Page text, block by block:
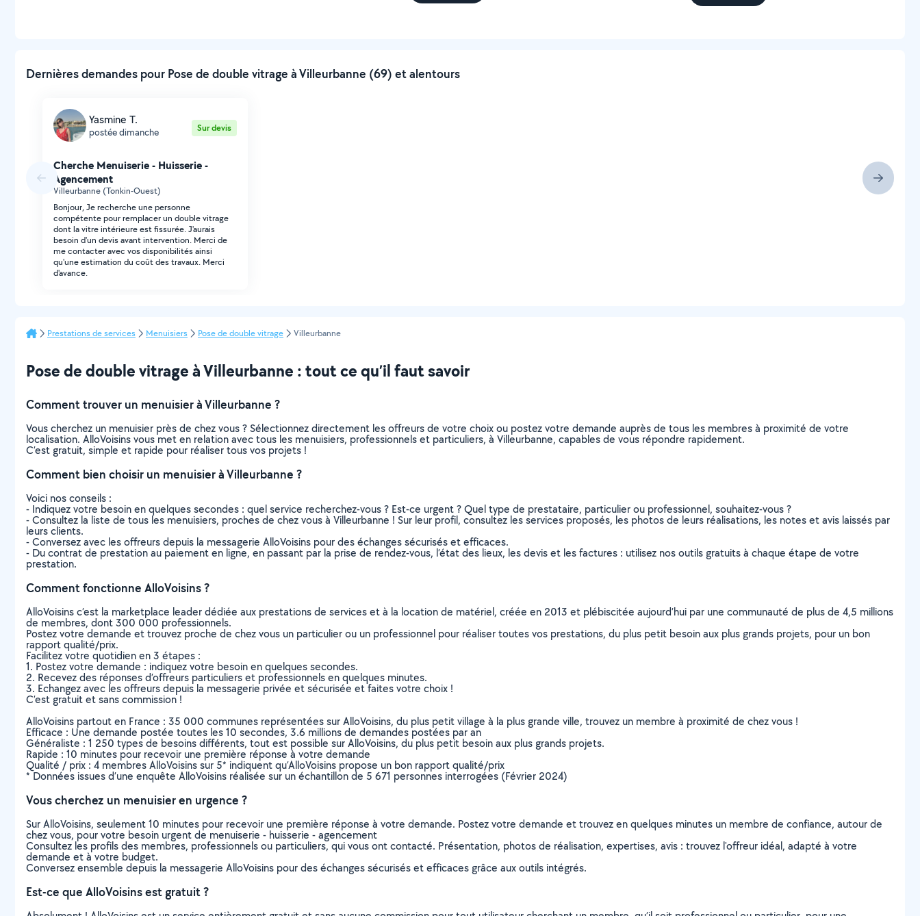
Dernières demandes pour Pose de double vitrage à Villeurbanne (69) et alentours
Yasmine T.
postée dimanche Sur devis
Cherche Menuiserie - Huisserie -
Agencement
Villeurbanne (Tonkin-Ouest)
Bonjour, Je recherche une personne
compétente pour remplacer un double vitrage
dont la vitre intérieure est fissurée. J'aurais
besoin d'un devis avant intervention. Merci de
me contacter avec vos disponibilités ainsi
qu'une estimation du coût des travaux. Merci
d'avance.
Prestations de services Menuisiers Pose de double vitrage Villeurbanne
Pose de double vitrage à Villeurbanne : tout ce qu’il faut savoir
Comment trouver un menuisier à Villeurbanne ?
Vous cherchez un menuisier près de chez vous ? Sélectionnez directement les offreurs de votre choix ou postez votre demande auprès de tous les membres à proximité de votre
localisation. AlloVoisins vous met en relation avec tous les menuisiers, professionnels et particuliers, à Villeurbanne, capables de vous répondre rapidement.
C’est gratuit, simple et rapide pour réaliser tous vos projets !
Comment bien choisir un menuisier à Villeurbanne ?
Voici nos conseils :
- Indiquez votre besoin en quelques secondes : quel service recherchez-vous ? Est-ce urgent ? Quel type de prestataire, particulier ou professionnel, souhaitez-vous ?
- Consultez la liste de tous les menuisiers, proches de chez vous à Villeurbanne ! Sur leur profil, consultez les services proposés, les photos de leurs réalisations, les notes et avis laissés par
leurs clients.
- Conversez avec les offreurs depuis la messagerie AlloVoisins pour des échanges sécurisés et efficaces.
- Du contrat de prestation au paiement en ligne, en passant par la prise de rendez-vous, l’état des lieux, les devis et les factures : utilisez nos outils gratuits à chaque étape de votre
prestation.
Comment fonctionne AlloVoisins ?
AlloVoisins c’est la marketplace leader dédiée aux prestations de services et à la location de matériel, créée en 2013 et plébiscitée aujourd’hui par une communauté de plus de 4,5 millions
de membres, dont 300 000 professionnels.
Postez votre demande et trouvez proche de chez vous un particulier ou un professionnel pour réaliser toutes vos prestations, du plus petit besoin aux plus grands projets, pour un bon
rapport qualité/prix.
Facilitez votre quotidien en 3 étapes :
1. Postez votre demande : indiquez votre besoin en quelques secondes.
2. Recevez des réponses d’offreurs particuliers et professionnels en quelques minutes.
3. Echangez avec les offreurs depuis la messagerie privée et sécurisée et faites votre choix !
C’est gratuit et sans commission !
AlloVoisins partout en France : 35 000 communes représentées sur AlloVoisins, du plus petit village à la plus grande ville, trouvez un membre à proximité de chez vous !
Efficace : Une demande postée toutes les 10 secondes, 3.6 millions de demandes postées par an
Généraliste : 1 250 types de besoins différents, tout est possible sur AlloVoisins, du plus petit besoin aux plus grands projets.
Rapide : 10 minutes pour recevoir une première réponse à votre demande
Qualité / prix : 4 membres AlloVoisins sur 5* indiquent qu’AlloVoisins propose un bon rapport qualité/prix
* Données issues d’une enquête AlloVoisins réalisée sur un échantillon de 5 671 personnes interrogées (Février 2024)
Vous cherchez un menuisier en urgence ?
Sur AlloVoisins, seulement 10 minutes pour recevoir une première réponse à votre demande. Postez votre demande et trouvez en quelques minutes un membre de confiance, autour de
chez vous, pour votre besoin urgent de menuiserie - huisserie - agencement
Consultez les profils des membres, professionnels ou particuliers, qui vous ont contacté. Présentation, photos de réalisation, expertises, avis : trouvez l'offreur idéal, adapté à votre
demande et à votre budget.
Conversez ensemble depuis la messagerie AlloVoisins pour des échanges sécurisés et efficaces grâce aux outils intégrés.
Est-ce que AlloVoisins est gratuit ?